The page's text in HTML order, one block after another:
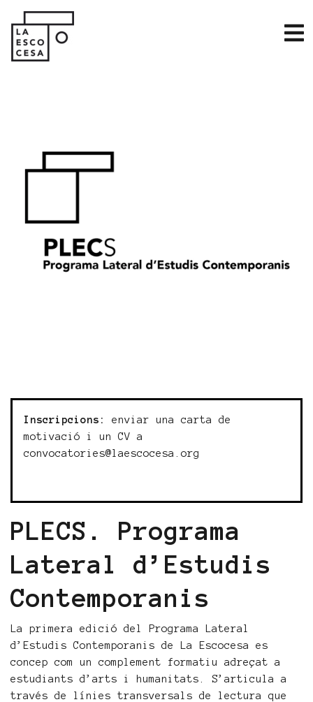
Inscripcions:
enviar una carta de
motivació i un CV a
convocatories@laescocesa.org
PLECS. Programa
Lateral d’Estudis
Contemporanis
La primera edició del Programa Lateral
d’Estudis Contemporanis de La Escocesa es
concep com un complement formatiu adreçat a
estudiants d’arts i humanitats. S’articula a
través de línies transversals de lectura que